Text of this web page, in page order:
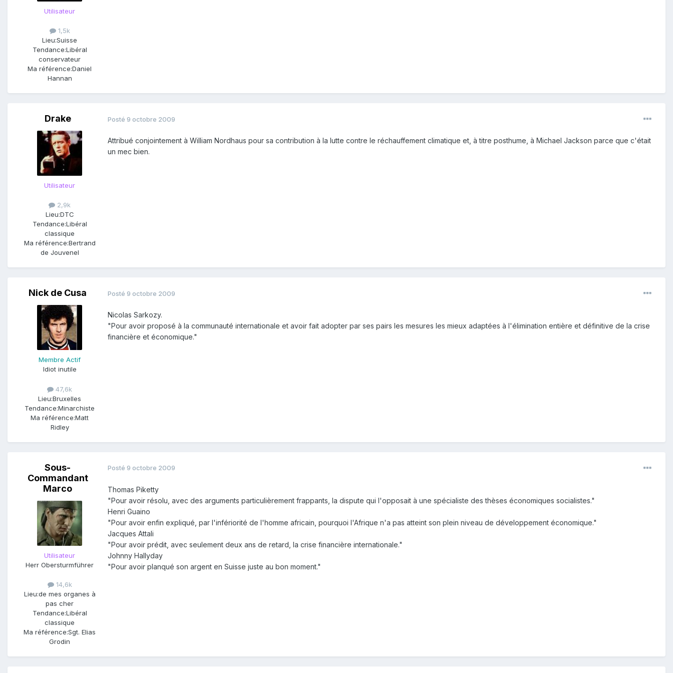
Utilisateur
1,5k
Lieu:Suisse
Tendance:Libéral
conservateur
Ma référence:Daniel
Hannan
Drake
Utilisateur
2,9k
Lieu:DTC
Tendance:Libéral
classique
Ma référence:Bertrand
de Jouvenel
Posté 9 octobre 2009
Attribué conjointement à William Nordhaus pour sa contribution à la lutte contre le réchauffement climatique et, à titre posthume, à Michael Jackson parce que c'était
un mec bien.
Nick de Cusa
Membre Actif
Idiot inutile
47,6k
Lieu:Bruxelles
Tendance:Minarchiste
Ma référence:Matt
Ridley
Posté 9 octobre 2009
Nicolas Sarkozy.
"Pour avoir proposé à la communauté internationale et avoir fait adopter par ses pairs les mesures les mieux adaptées à l'élimination entière et définitive de la crise
financière et économique."
Sous-
Commandant
Marco
Utilisateur
Herr Obersturmführer
14,6k
Lieu:de mes organes à
pas cher
Tendance:Libéral
classique
Ma référence:Sgt. Elias
Grodin
Posté 9 octobre 2009
Thomas Piketty
"Pour avoir résolu, avec des arguments particulièrement frappants, la dispute qui l'opposait à une spécialiste des thèses économiques socialistes."
Henri Guaino
"Pour avoir enfin expliqué, par l'infériorité de l'homme africain, pourquoi l'Afrique n'a pas atteint son plein niveau de développement économique."
Jacques Attali
"Pour avoir prédit, avec seulement deux ans de retard, la crise financière internationale."
Johnny Hallyday
"Pour avoir planqué son argent en Suisse juste au bon moment."